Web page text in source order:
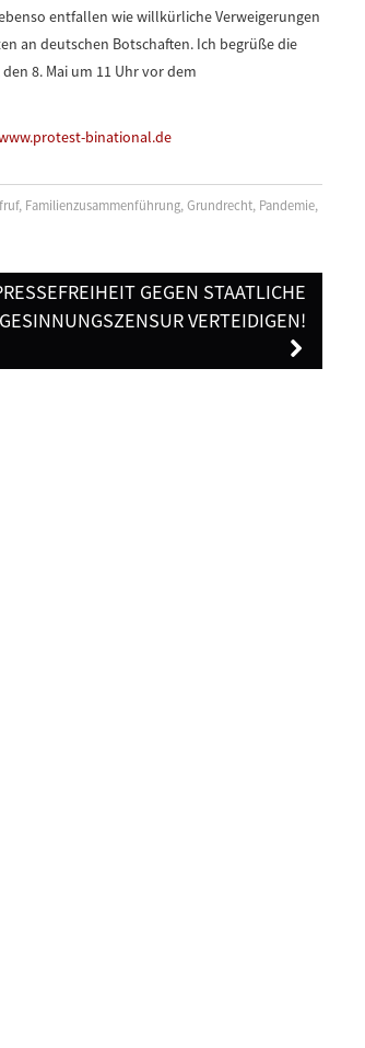
entfallen wie willkürliche Verweigerungen
an deutschen Botschaften. Ich begrüße die
8. Mai um 11 Uhr vor dem
binational.de
, Familienzusammenführung,Grundrecht, Pandemie,
GEGEN STAATLICHE
GESINNUNGSZENSUR VERTEIDIGEN!